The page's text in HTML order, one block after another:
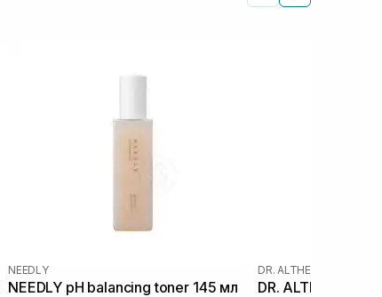
NEEDLY
NEEDLY pH balancing toner 145 мл
DR. ALTHEA
DR. ALTHEA 345